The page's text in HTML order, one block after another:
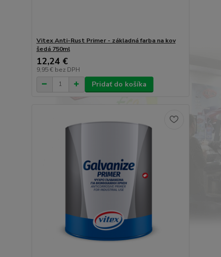
Vitex Anti-Rust Primer - základná farba na kov
šedá 750ml
12,24 €
9,95 € bez DPH
Pridať do košíka